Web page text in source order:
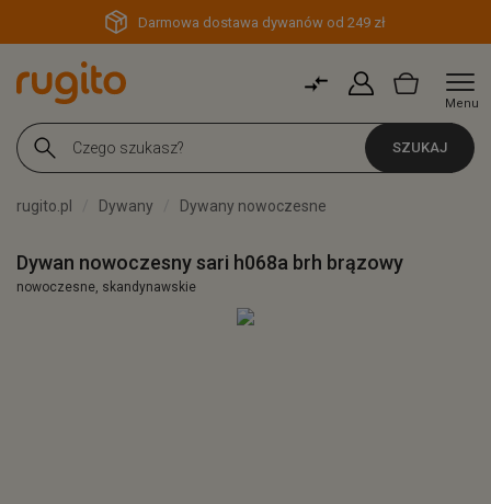
Darmowa dostawa dywanów od 249 zł
Menu
SZUKAJ
rugito.pl Dywany Dywany nowoczesne
Dywan nowoczesny sari h068a brh brązowy
nowoczesne, skandynawskie